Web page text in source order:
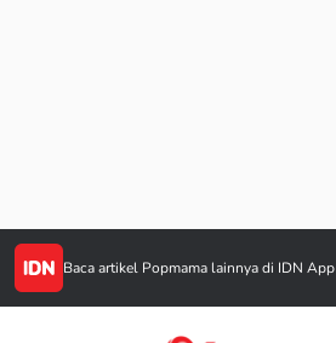
Baca artikel Popmama lainnya di IDN App